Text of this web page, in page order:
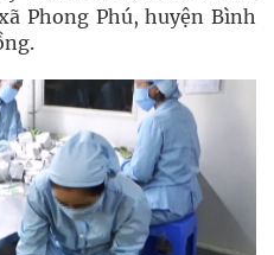
Phong Phú, huyện Bình